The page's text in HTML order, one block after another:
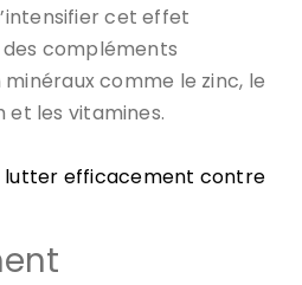
cet effet
compléments
comme le zinc, le
et les vitamines.
lutter efficacement contre